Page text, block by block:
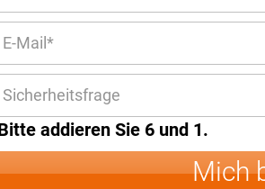
addieren Sie 6 und 1.
Mich